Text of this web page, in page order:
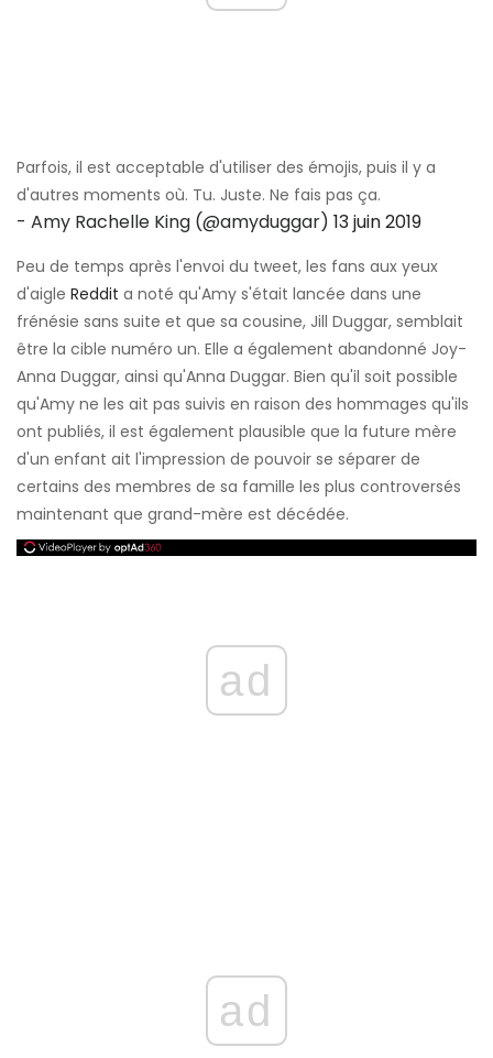
Parfois, il est acceptable d'utiliser des émojis, puis il y a
d'autres moments où. Tu. Juste. Ne fais pas ça.
- Amy Rachelle King (@amyduggar) 13 juin 2019
Peu de temps après l'envoi du tweet, les fans aux yeux
d'aigle Reddit a noté qu'Amy s'était lancée dans une
frénésie sans suite et que sa cousine, Jill Duggar, semblait
être la cible numéro un. Elle a également abandonné Joy-
Anna Duggar, ainsi qu'Anna Duggar. Bien qu'il soit possible
qu'Amy ne les ait pas suivis en raison des hommages qu'ils
ont publiés, il est également plausible que la future mère
d'un enfant ait l'impression de pouvoir se séparer de
certains des membres de sa famille les plus controversés
maintenant que grand-mère est décédée.
ad
ad